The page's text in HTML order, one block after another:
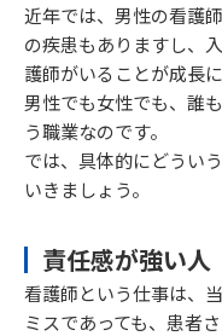
近年では、男性の看護
の疾患もありますし、
護師がいることが成長
男性でも女性でも、誰
う職業なのです。
では、具体的にどうい
いきましょう。
責任感が強い人
看護師という仕事は、
ミスであっても、患者